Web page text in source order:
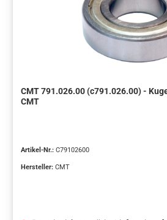
CMT 791.026.00 (c791.026.00) -
CMT
Artikel-Nr.: C79102600
Hersteller: CMT